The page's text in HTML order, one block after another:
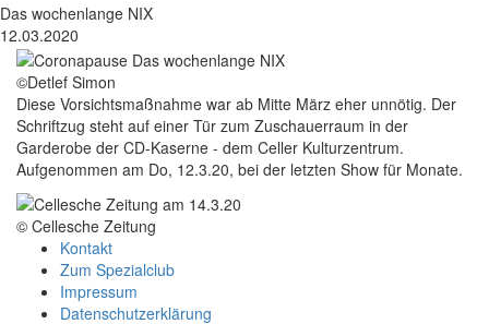
Das wochenlange NIX
12.03.2020
©Detlef Simon
Diese Vorsichtsmaßnahme war ab Mitte März eher unnötig. Der
Schriftzug steht auf einer Tür zum Zuschauerraum in der
Garderobe der CD-Kaserne - dem Celler Kulturzentrum.
Aufgenommen am Do, 12.3.20, bei der letzten Show für Monate.
© Cellesche Zeitung
Kontakt
Zum Spezialclub
Impressum
Datenschutzerklärung